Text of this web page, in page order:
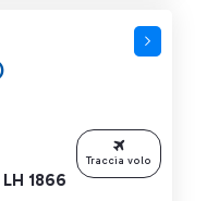
LH 1866
Traccia volo